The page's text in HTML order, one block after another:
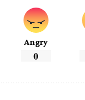
Angry
0